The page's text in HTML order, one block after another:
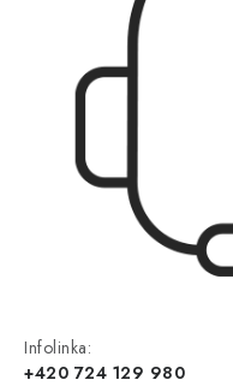
Infolinka:
+420 724 129 980